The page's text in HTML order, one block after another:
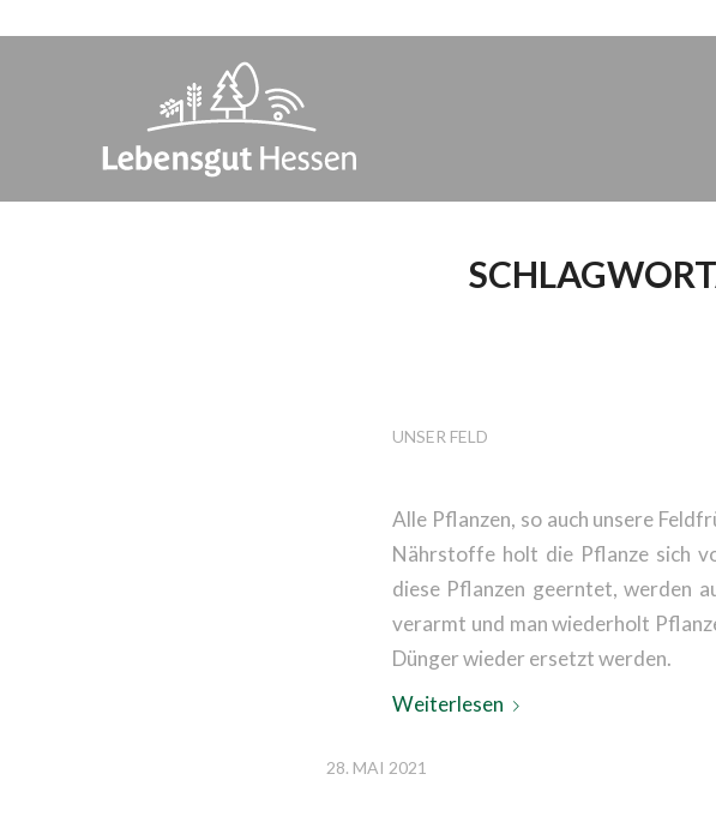
UNSER FELD
Alle Pflanzen, so auch unsere
Nährstoffe holt die Pflanze sich
diese Pflanzen geerntet, werden
verarmt und man wiederholt
Dünger wieder ersetzt werden.
Weiterlesen
28. MAI 2021